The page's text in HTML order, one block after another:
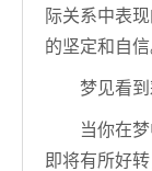
际关系中表
的坚定和自信
梦见看
当你在
即将有所好